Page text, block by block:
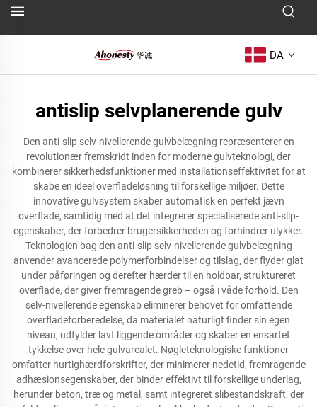
DA
antislip selvplanerende gulv
Den anti-slip selv-nivellerende gulvbelægning repræsenterer en
revolutionær fremskridt inden for moderne gulvteknologi, der
kombinerer sikkerhedsfunktioner med installationseffektivitet for at
skabe en ideel overfladeløsning til forskellige miljøer. Dette
innovative gulvsystem skaber automatisk en perfekt jævn
overflade, samtidig med at det integrerer specialiserede anti-slip-
egenskaber, der forbedrer brugersikkerheden og forhindrer ulykker.
Teknologien bag den anti-slip selv-nivellerende gulvbelægning
anvender avancerede polymerforbindelser og tilslag, der flyder glat
under påføringen og derefter hærder til en holdbar, struktureret
overflade, der giver fremragende greb – også i våde forhold. Den
selv-nivellerende egenskab eliminerer behovet for omfattende
overfladeforberedelse, da materialet naturligt finder sin egen
niveau, udfylder lavt liggende områder og skaber en ensartet
tykkelse over hele gulvarealet. Nøgleteknologiske funktioner
omfatter hurtighærdforskrifter, der minimerer nedetid, fremragende
adhæsionsegenskaber, der binder effektivt til forskellige underlag,
herunder beton, træ og metal, samt integreret slibestandskraft, der